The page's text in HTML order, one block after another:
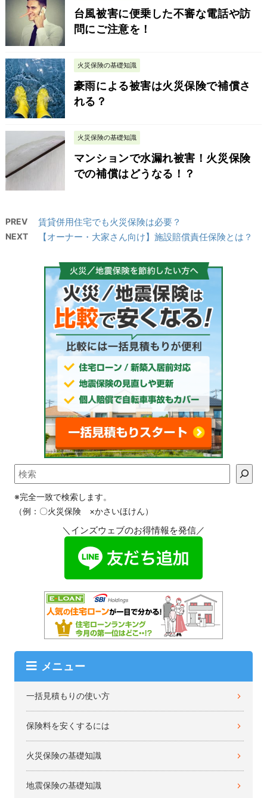
台風被害に便乗した不審な電話や訪
問にご注意を！
火災保険の基礎知識
豪雨による被害は火災保険で補償さ
れる？
火災保険の基礎知識
マンションで水漏れ被害！火災保険
での補償はどうなる！？
PREV 賃貸併用住宅でも火災保険は必要？
NEXT 【オーナー・大家さん向け】施設賠償責任保険とは？
※完全一致で検索します。
（例：〇火災保険 ×かさいほけん）
＼インズウェブのお得情報を発信／
メニュー
一括見積もりの使い方
保険料を安くするには
火災保険の基礎知識
地震保険の基礎知識